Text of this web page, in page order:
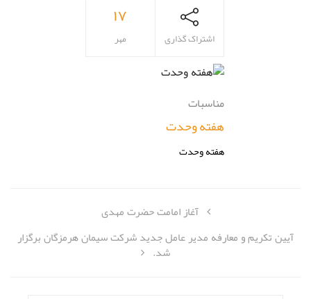
۱۷
مهر اشتراک گذاری
مناسبات
هفته وحدت
هفته وحدت
آغاز امامت حضرت مهدی
آیین تکریم و معارفه مدیر عامل جدید شرکت سیمان هرمزگان برگزار
شد.